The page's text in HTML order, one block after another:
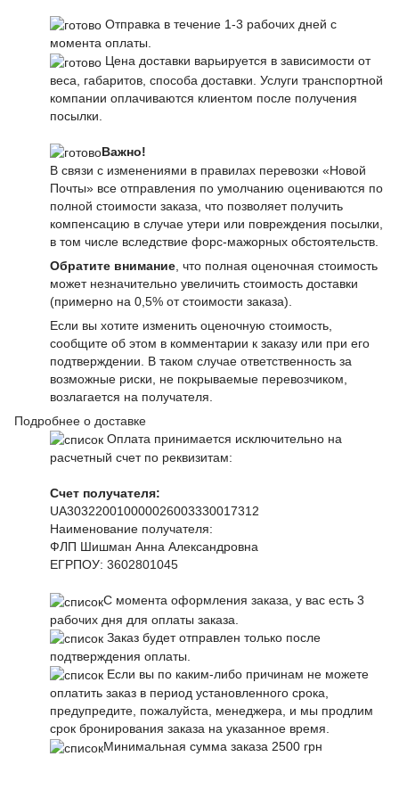
Отправка в течение 1-3 рабочих дней с
момента оплаты.
Цена доставки варьируется в зависимости от
веса, габаритов, способа доставки. Услуги транспортной
компании оплачиваются клиентом после получения
посылки.
Важно!
В связи с изменениями в правилах перевозки «Новой
Почты» все отправления по умолчанию оцениваются по
полной стоимости заказа, что позволяет получить
компенсацию в случае утери или повреждения посылки,
в том числе вследствие форс-мажорных обстоятельств.
Обратите внимание , что полная оценочная стоимость
может незначительно увеличить стоимость доставки
(примерно на 0,5% от стоимости заказа).
Если вы хотите изменить оценочную стоимость,
сообщите об этом в комментарии к заказу или при его
подтверждении. В таком случае ответственность за
возможные риски, не покрываемые перевозчиком,
возлагается на получателя.
Подробнее о доставке
Оплата принимается исключительно на
расчетный счет по реквизитам:
Счет получателя:
UA303220010000026003330017312
Наименование получателя:
ФЛП Шишман Анна Александровна
ЕГРПОУ: 3602801045
С момента оформления заказа, у вас есть 3
рабочих дня для оплаты заказа.
Заказ будет отправлен только после
подтверждения оплаты.
Если вы по каким-либо причинам не можете
оплатить заказ в период установленного срока,
предупредите, пожалуйста, менеджера, и мы продлим
срок бронирования заказа на указанное время.
Минимальная сумма заказа 2500 грн